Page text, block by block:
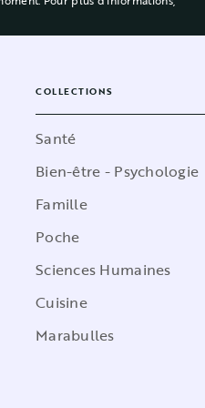
COLLECTIONS
Santé
Bien-être - Psychologie
Famille
Poche
Sciences Humaines
Cuisine
Marabulles